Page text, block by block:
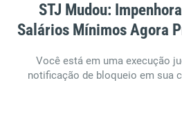
STJ Mudou:
Salários Mínimos Agora
Você está em uma execução
notificação de bloqueio em sua